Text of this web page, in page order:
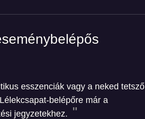
esszenciák vagy a neked tetsző
belépőre már a
jegyzetekhez.